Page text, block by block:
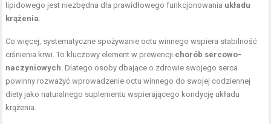
lipidowego jest niezbędna dla prawidłowego funkcjonowania układu
krążenia.
Co więcej, systematyczne spożywanie octu winnego wspiera stabilność
ciśnienia krwi. To kluczowy element w prewencji chorób sercowo-
naczyniowych. Dlatego osoby dbające o zdrowie swojego serca
powinny rozważyć wprowadzenie octu winnego do swojej codziennej
diety jako naturalnego suplementu wspierającego kondycję układu
krążenia.